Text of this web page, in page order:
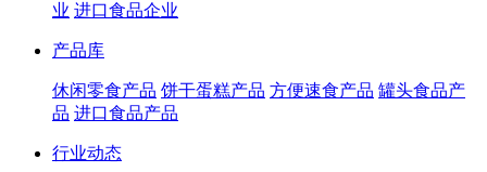
业 进口食品企业
产品库
休闲零食产品 饼干蛋糕产品 方便速食产品 罐头食品产
品 进口食品产品
行业动态